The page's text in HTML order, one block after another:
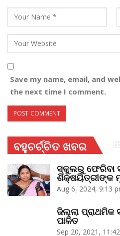
Save my name, email, and
the next time I comment.
ବହୁଚର୍ଚ୍ଚିତ ଖବର
ସ୍କୁଲରୁ ଫେରିବା
ଶିକ୍ଷୟିତ୍ରୀଙ୍କ
Aug 6, 2024, 9:13
ଜିଲ୍ଲା ପ୍ରାଥମିକ
ପାଳିତ
Sep 20, 2021,